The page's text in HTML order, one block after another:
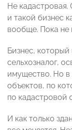
Не кадастровая.
и такой бизнес
вообще. Пока не
Бизнес,
сельхозналог,
имущество. Но в
объектов, по
по кадастровой
И как только